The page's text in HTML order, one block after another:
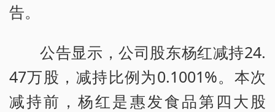
告。
公告显示，公司股东杨红减持24.
47万股，减持比例为0.1001%。本次
减持前，杨红是惠发食品第四大股